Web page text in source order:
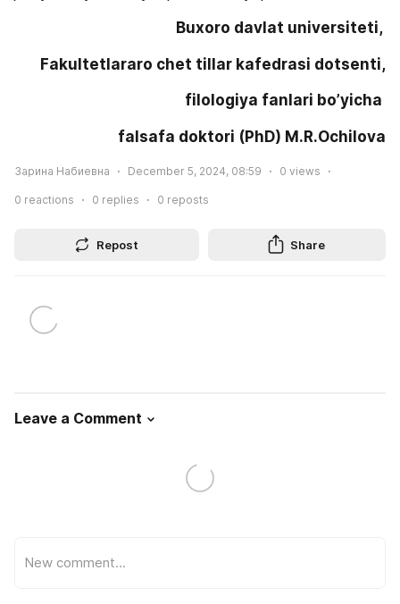
Buxoro davlat universiteti,
Fakultetlararo chet tillar kafedrasi dotsenti,
filologiya fanlari bo’yicha
falsafa doktori (PhD) M.R.Ochilova
Зарина Набиевна December 5, 2024, 08:59 0 views
0 reactions 0 replies 0 reposts
Repost Share
Leave a Comment